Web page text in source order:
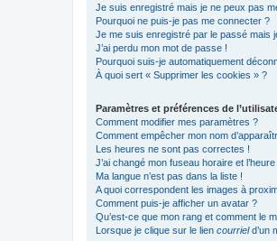
Je suis enregistré mais je ne peux pas
Pourquoi ne puis-je pas me connecter ?
Je me suis enregistré par le passé mais
J’ai perdu mon mot de passe !
Pourquoi suis-je automatiquement
À quoi sert « Supprimer les cookies » ?
Paramètres et préférences de
Comment modifier mes paramètres ?
Comment empêcher mon nom
Les heures ne sont pas correctes !
J’ai changé mon fuseau horaire et
Ma langue n’est pas dans la liste !
A quoi correspondent les images à
Comment puis-je afficher un avatar ?
Qu’est-ce que mon rang et comment le
Lorsque je clique sur le lien courrield’un